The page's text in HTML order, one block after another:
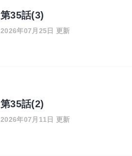
第35話(3)
2026年07月25日 更新
第35話(2)
2026年07月11日 更新